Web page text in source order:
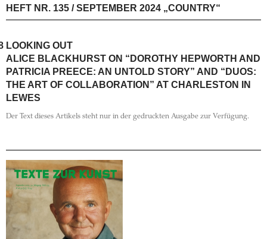
HEFT NR. 135 / SEPTEMBER 2024 „COUNTRY“
LOOKING OUT
ALICE BLACKHURST ON “DOROTHY HEPWORTH AND
PATRICIA PREECE: AN UNTOLD STORY” AND “DUOS:
THE ART OF COLLABORATION” AT CHARLESTON IN
LEWES
Der Text dieses Artikels steht nur in der gedruckten Ausgabe zur Verfügung.